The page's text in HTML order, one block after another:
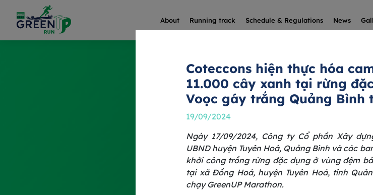
About Running track Schedule & Regulations News
Coteccons hiện thực hóa
11.000 cây xanh tại rừng
Voọc gáy trắng Quảng Bình
19/09/2024
Ngày 17/09/2024, Công ty Cổ phần Xây
UBND huyện Tuyên Hoá, Quảng Bình và các
khởi công trồng rừng đặc dụng ở vùng đệm
tại xã Đồng Hoá, huyện Tuyên Hoá, tỉnh
chạy GreenUP Marathon.